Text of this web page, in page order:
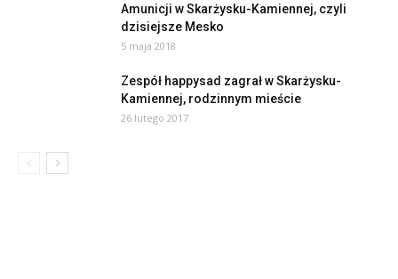
Amunicji w Skarżysku-Kamiennej, czyli
dzisiejsze Mesko
5 maja 2018
Zespół happysad zagrał w Skarżysku-
Kamiennej, rodzinnym mieście
26 lutego 2017